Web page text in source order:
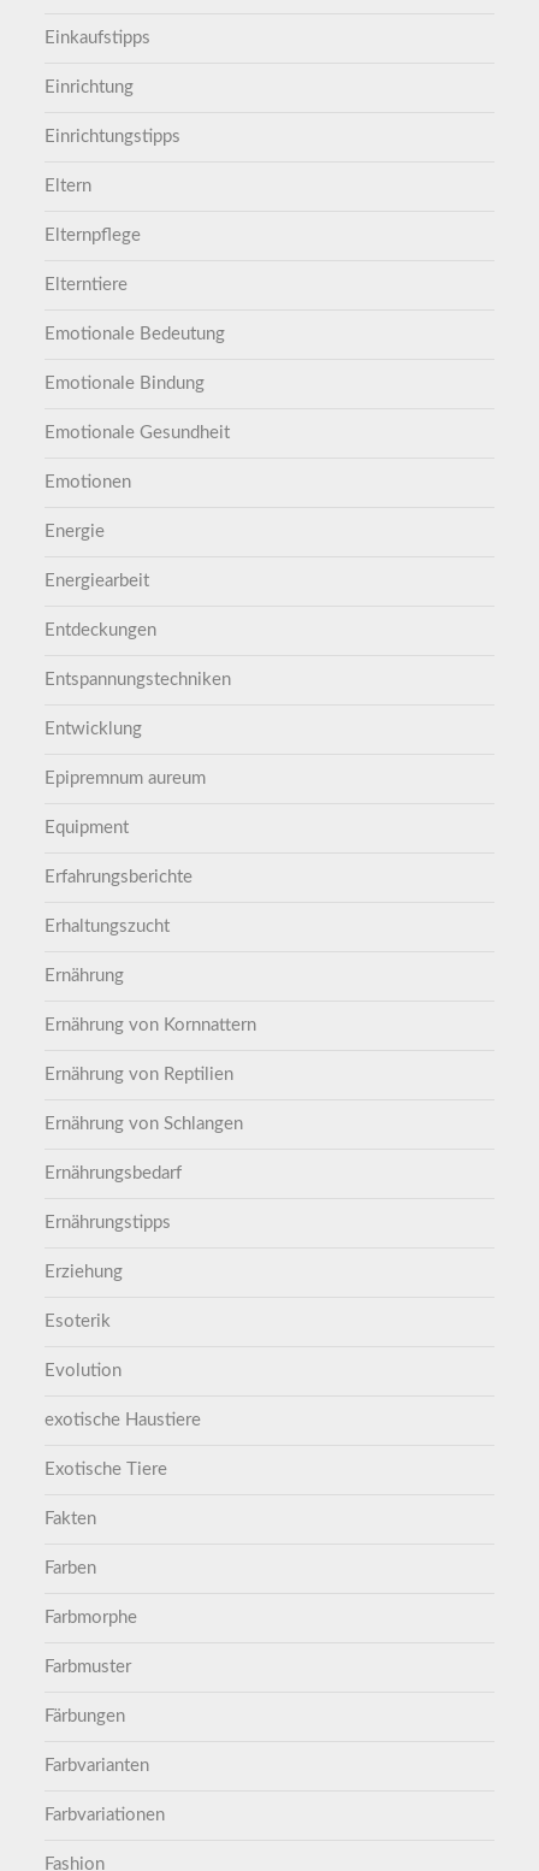
Einkaufstipps
Einrichtung
Einrichtungstipps
Eltern
Elternpflege
Elterntiere
Emotionale Bedeutung
Emotionale Bindung
Emotionale Gesundheit
Emotionen
Energie
Energiearbeit
Entdeckungen
Entspannungstechniken
Entwicklung
Epipremnum aureum
Equipment
Erfahrungsberichte
Erhaltungszucht
Ernährung
Ernährung von Kornnattern
Ernährung von Reptilien
Ernährung von Schlangen
Ernährungsbedarf
Ernährungstipps
Erziehung
Esoterik
Evolution
exotische Haustiere
Exotische Tiere
Fakten
Farben
Farbmorphe
Farbmuster
Färbungen
Farbvarianten
Farbvariationen
Fashion